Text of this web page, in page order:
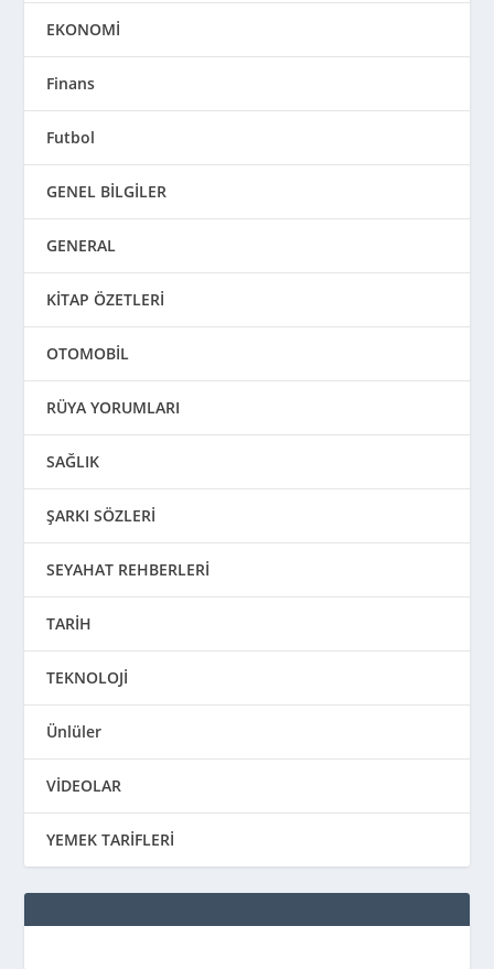
EKONOMİ
Finans
Futbol
GENEL BİLGİLER
GENERAL
KİTAP ÖZETLERİ
OTOMOBİL
RÜYA YORUMLARI
SAĞLIK
ŞARKI SÖZLERİ
SEYAHAT REHBERLERİ
TARİH
TEKNOLOJİ
Ünlüler
VİDEOLAR
YEMEK TARİFLERİ